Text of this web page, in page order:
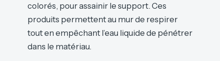
colorés, pour assainir le support. Ces
produits permettent au mur de respirer
tout en empêchant l’eau liquide de pénétrer
dans le matériau.